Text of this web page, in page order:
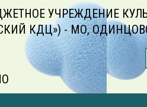
УЧРЕЖДЕНИЕ
КДЦ») - МО,